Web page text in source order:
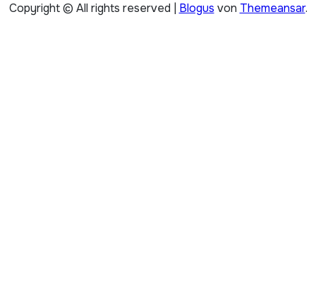
Copyright © All rights reserved Blogus von Themeansar.